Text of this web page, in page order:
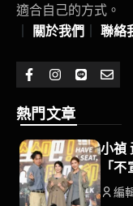
適合自己的方式。
關於我們 聯絡
熱門文章
小禎
「
編